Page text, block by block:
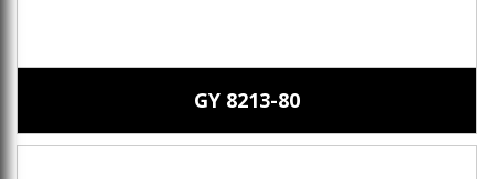
GY 8213-80